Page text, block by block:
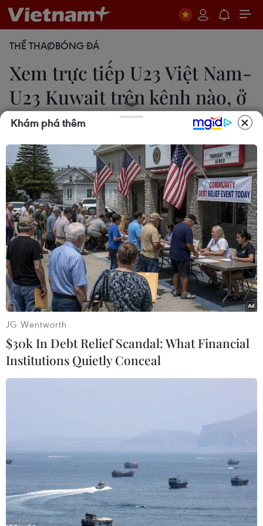
THỂ THAOBÓNG ĐÁ
Xem trực tiếp U23 Việt Nam-
U23 Kuwait trên kênh nào, ở
đâu?
17/04/2024 02:43
Đội tuyển U23 Việt Nam quyết tâm giành trọn 3
điểm trong trận đấu với U23 Kuwait ở lượt trận ra
quân bảng D Vòng chung kết U23 châu Á 2024,
diễn ra vào lúc 22g30 tối nay (17/4).
U23 Việt Nam hướng đến mục tiêu đánh bại Kuwait ở ngày ra
Đội tuyển U23 Việt Nam sẽ đối đầu U23 Kuwait
ở trận ra quân bảng D Vòng chung kết U23 châu
Á 2024.
So với U23 Kuwait, U23 Việt Nam được đánh giá
Khám phá thêm
JG Wentworth
$30k In Debt Relief Scandal: What Financial
Institutions Quietly Conceal